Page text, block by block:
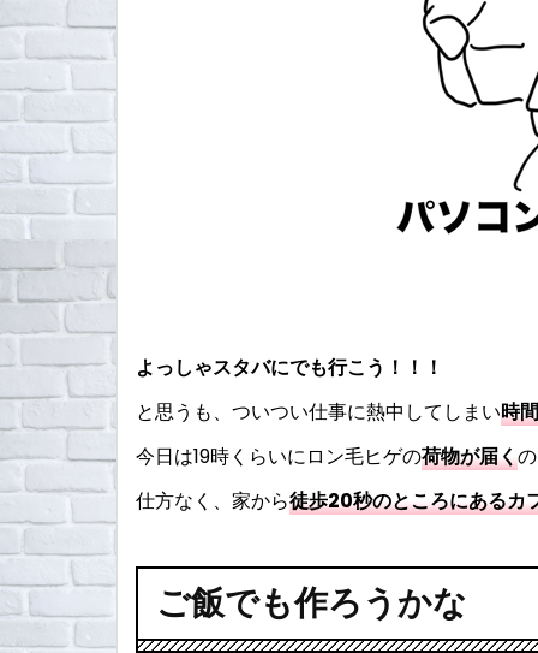
よっしゃスタバにでも行こう！！！
と思うも、ついつい仕事に熱中してしまい時
今日は19時くらいにロン毛ヒゲの荷物が届く
仕方なく、家から徒歩20秒のところにあるカ
ご飯でも作ろうかな